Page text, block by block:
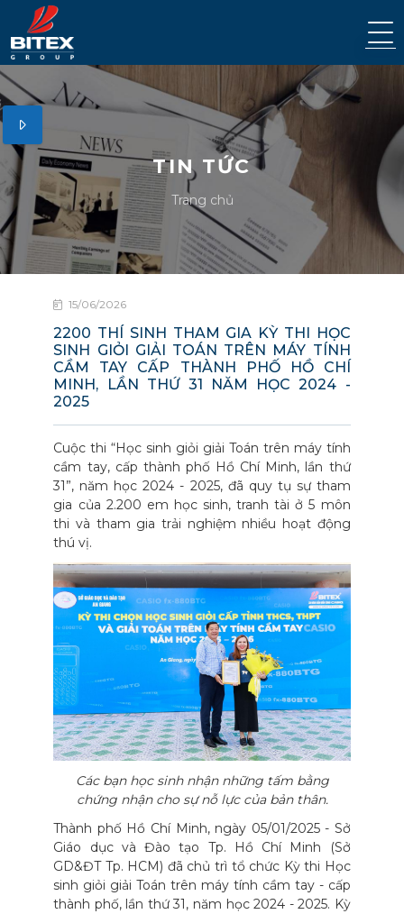
TIN TỨC
Trang chủ
15/06/2026
2200 THÍ SINH THAM GIA KỲ THI HỌC
SINH GIỎI GIẢI TOÁN TRÊN MÁY TÍNH
CẦM TAY CẤP THÀNH PHỐ HỒ CHÍ
MINH, LẦN THỨ 31 NĂM HỌC 2024 -
2025
Cuộc thi “Học sinh giỏi giải Toán trên máy tính
cầm tay, cấp thành phố Hồ Chí Minh, lần thứ
31”, năm học 2024 - 2025, đã quy tụ sự tham
gia của 2.200 em học sinh, tranh tài ở 5 môn
thi và tham gia trải nghiệm nhiều hoạt động
thú vị.
Các bạn học sinh nhận những tấm bằng
chứng nhận cho sự nỗ lực của bản thân.
Thành phố Hồ Chí Minh, ngày 05/01/2025 - Sở
Giáo dục và Đào tạo Tp. Hồ Chí Minh (Sở
GD&ĐT Tp. HCM) đã chủ trì tổ chức Kỳ thi Học
sinh giỏi giải Toán trên máy tính cầm tay - cấp
thành phố, lần thứ 31, năm học 2024 - 2025. Kỳ